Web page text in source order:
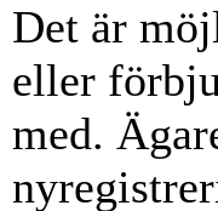
Det är
eller
med.